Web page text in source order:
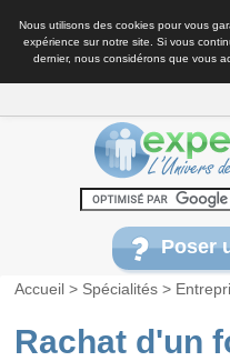
Nous utilisons des cookies pour vous
expérience sur notre site. Si vous
dernier, nous considérons que vous
Poser
Accueil > Spécialités >
Rachat d'un